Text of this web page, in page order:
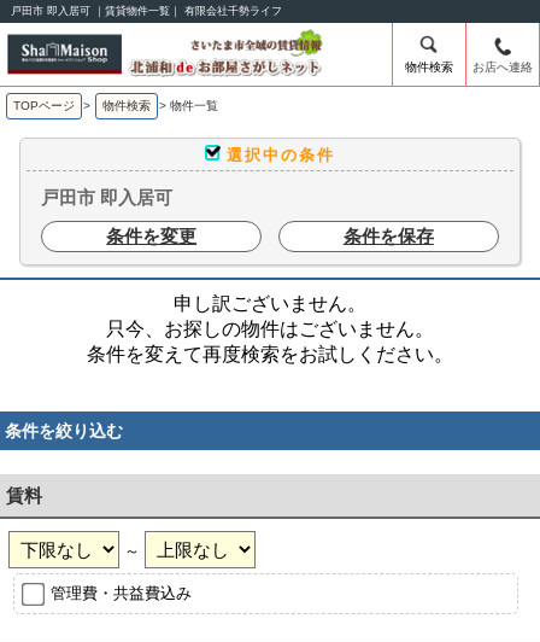
戸田市 即入居可 ｜賃貸物件一覧｜ 有限会社千勢ライフ
物件検索 お店へ連絡
TOPページ > 物件検索 > 物件一覧
選択中の条件
戸田市 即入居可
条件を変更
条件を保存
申し訳ございません。
只今、お探しの物件はございません。
条件を変えて再度検索をお試しください。
条件を絞り込む
賃料
～
管理費・共益費込み